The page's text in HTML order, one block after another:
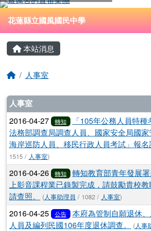
跳至主內容區
花蓮縣立國風國民中學
導覽列
花蓮縣立國風國民中學
主內容區域
本站消息
回首頁
人事室
文章列表
人事室
2016-04-27 轉知
「105年公務人員特種
法務部調查局調查人員、國家安全局國家
海岸巡防人員、移民行政人員考試」報名
1515 / 人事室)
2016-04-26 轉知
轉知教育部青年發展
上影音課程業已錄製完成，請鼓勵貴校教
請查照。
(人事助理員 / 1082 / 人事室)
2016-04-25 公告
本府為管制自願退休
人員及編列民國106年度退休調查。
(人事
頁尾區域